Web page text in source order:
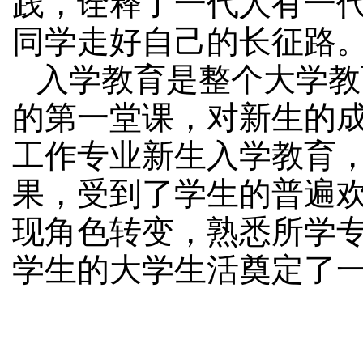
同学走好自己的长征路
入学教育是整个大学
的第一堂课，对新生的
工作专业新生入学教育
果，受到了学生的普遍
现角色转变，熟悉所学
学生的大学生活奠定了